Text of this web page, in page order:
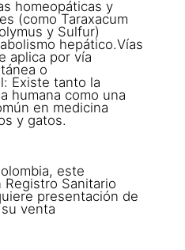
homeopáticas y
(como Taraxacum
y Sulfur)
hepático.Vías
aplica por vía
o
Existe tanto la
humana como una
en medicina
y gatos.
este
Sanitario
presentación de
venta